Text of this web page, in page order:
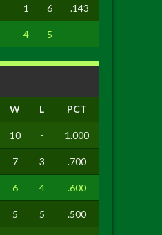
1 6 .143
4 5
W L PCT
10 - 1.000
7 3 .700
6 4 .600
5 5 .500